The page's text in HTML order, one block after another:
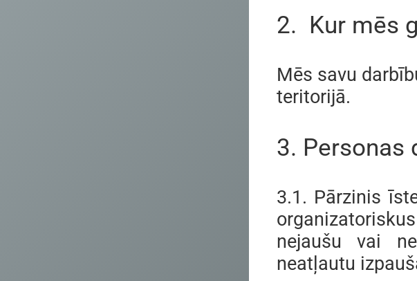
2. Kur mēs
Mēs savu
teritorijā.
3. Personas
3.1. Pārzinis
nejaušu vai
neatļautu